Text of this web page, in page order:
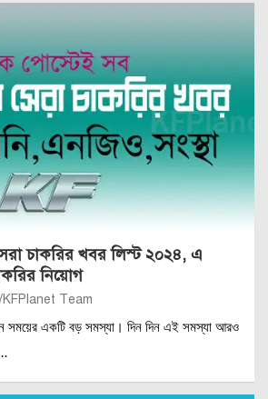
চাকরির খবর লিস্ট ২০২৪, এ
নিয়োগ
KFPlanet Team
সময়ের একটি বড় সমস্যা। দিন দিন এই সমস্যা আরও